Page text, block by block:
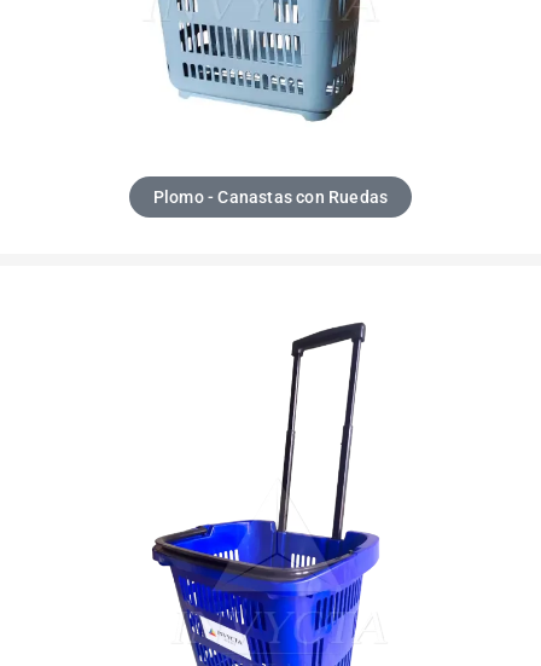
Plomo - Canastas con Ruedas